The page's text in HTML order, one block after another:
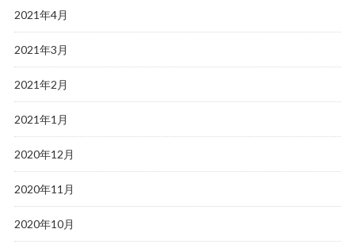
2021年4月
2021年3月
2021年2月
2021年1月
2020年12月
2020年11月
2020年10月